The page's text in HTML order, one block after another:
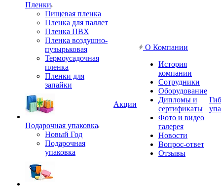
Пленки
Пищевая пленка
Пленка для паллет
Пленка ПВХ
Пленка воздушно-
пузырьковая
Термоусадочная
пленка
Пленки для
запайки
Подарочная упаковка
Новый Год
Подарочная
упаковка
Акции
О Компании
История
компании
Сотрудники
Оборудование
Дипломы и
сертификаты
Фото и видео
галерея
Новости
Вопрос-ответ
Отзывы